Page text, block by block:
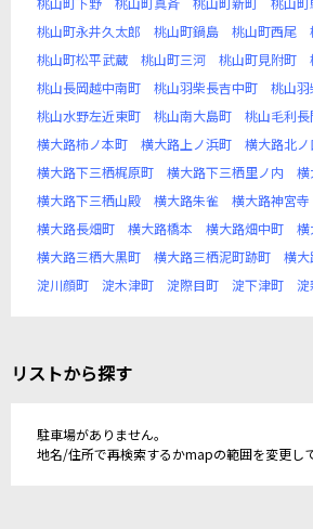
桃山町永井久太郎
桃山町鍋島 桃山町西尾
桃山町松平武蔵
桃山町三河 桃山町見附町
桃山長岡越中南町
桃山羽柴長吉中町 桃山
桃山水野左近東町
桃山南大島町 桃山毛利
横大路柿ノ本町
横大路上ノ浜町 横大路北ノ
横大路下三栖梶原町
横大路下三栖里ノ内 横
横大路下三栖山殿
横大路朱雀 横大路神宮寺
横大路長畑町
横大路橋本 横大路畑中町 横
横大路三栖大黒町
横大路三栖泥町跡町 横大
淀川顔町
淀木津町 淀際目町 淀下津町 淀
リストから探す
駐車場がありません。
地名/住所で再検索するかmapの範囲を変更し